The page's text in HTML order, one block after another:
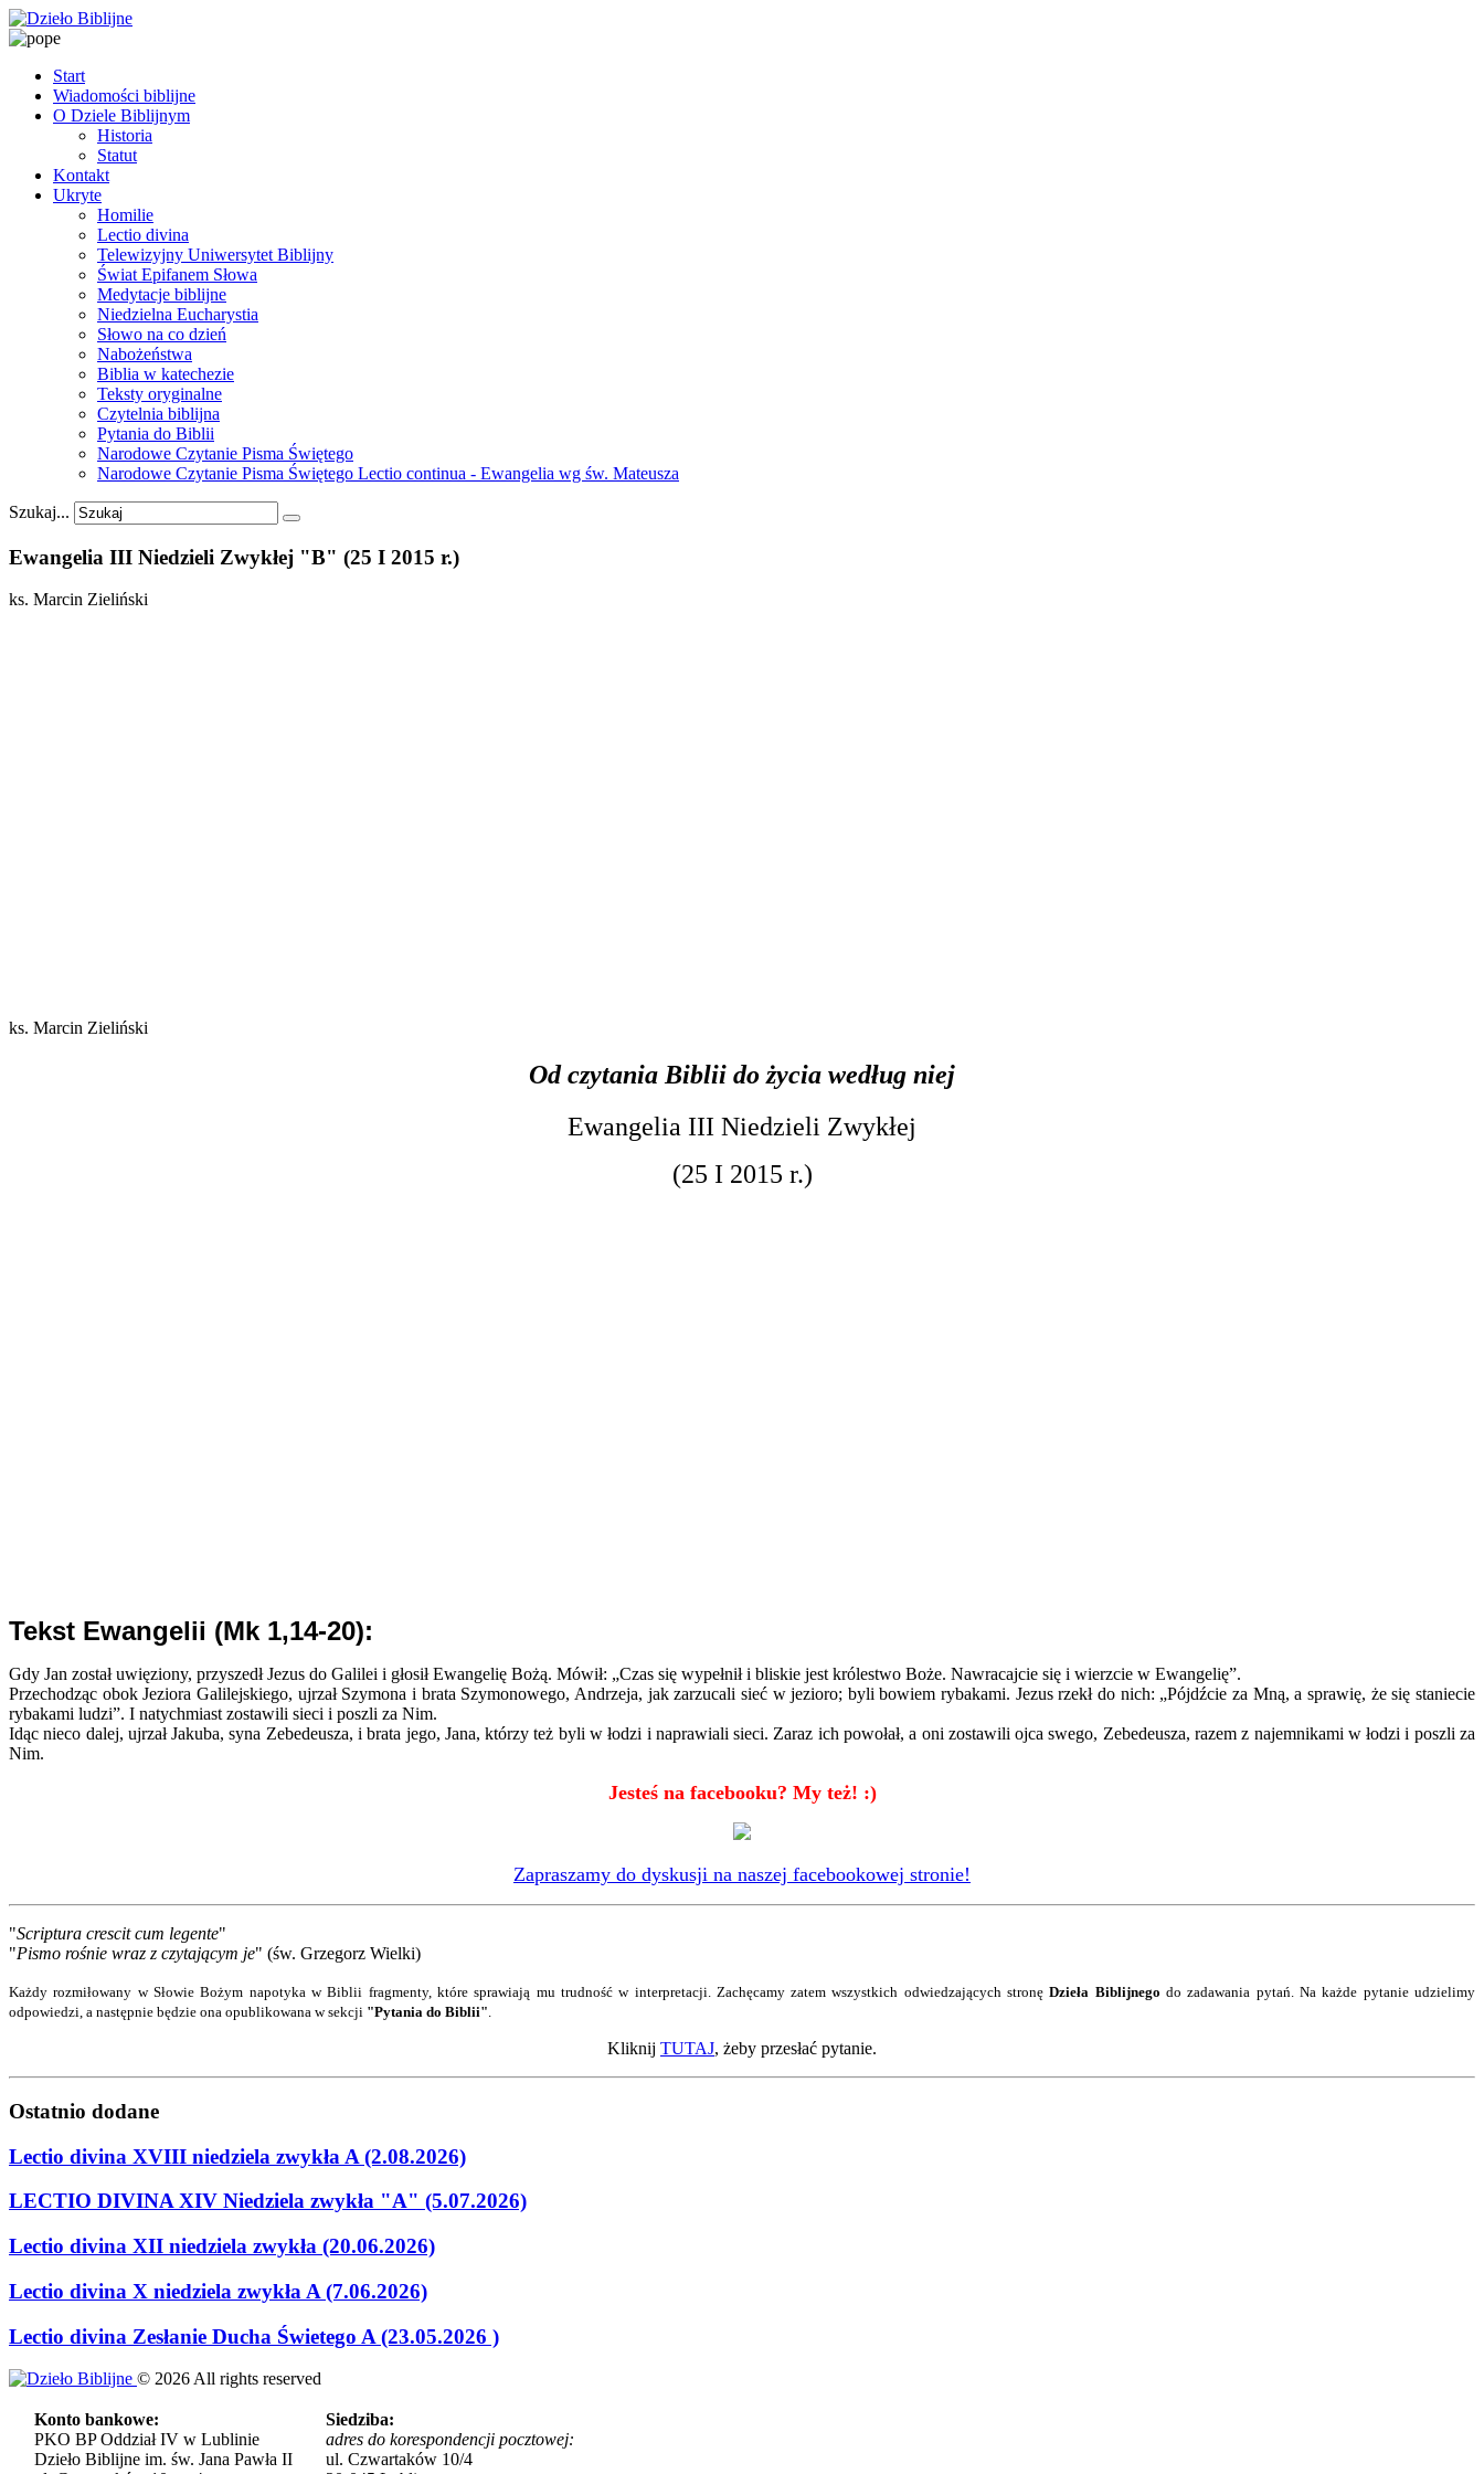
Start
Wiadomości biblijne
O Dziele Biblijnym
Historia
Statut
Kontakt
Ukryte
Homilie
Lectio divina
Telewizyjny Uniwersytet Biblijny
Świat Epifanem Słowa
Medytacje biblijne
Niedzielna Eucharystia
Słowo na co dzień
Nabożeństwa
Biblia w katechezie
Teksty oryginalne
Czytelnia biblijna
Pytania do Biblii
Narodowe Czytanie Pisma Świętego
Narodowe Czytanie Pisma Świętego Lectio continua - Ewangelia wg św. Mateusza
Szukaj...
Ewangelia III Niedzieli Zwykłej "B" (25 I 2015 r.)
ks. Marcin Zieliński
ks. Marcin Zieliński
Od czytania Biblii do życia według niej
Ewangelia III Niedzieli Zwykłej
(25 I 2015 r.)
Tekst Ewangelii (Mk 1,14-20):
Gdy Jan został uwięziony, przyszedł Jezus do Galilei i głosił Ewangelię Bożą. Mówił: „Czas się wypełnił i bliskie jest królestwo Boże. Nawracajcie się i wierzcie w Ewangelię”.
Przechodząc obok Jeziora Galilejskiego, ujrzał Szymona i brata Szymonowego, Andrzeja, jak zarzucali sieć w jezioro; byli bowiem rybakami. Jezus rzekł do nich: „Pójdźcie za Mną, a sprawię, że się staniecie
rybakami ludzi”. I natychmiast zostawili sieci i poszli za Nim.
Idąc nieco dalej, ujrzał Jakuba, syna Zebedeusza, i brata jego, Jana, którzy też byli w łodzi i naprawiali sieci. Zaraz ich powołał, a oni zostawili ojca swego, Zebedeusza, razem z najemnikami w łodzi i poszli za
Nim.
Jesteś na facebooku? My też! :)
Zapraszamy do dyskusji na naszej facebookowej stronie!
"Scriptura crescit cum legente"
"Pismo rośnie wraz z czytającym je" (św. Grzegorz Wielki)
Każdy rozmiłowany w Słowie Bożym napotyka w Biblii fragmenty, które sprawiają mu trudność w interpretacji. Zachęcamy zatem wszystkich odwiedzających stronęDzieła Biblijnego do zadawania pytań. Na każde pytanieudzielimy
odpowiedzi, a następnie będzie ona opublikowana w sekcji "Pytania do Biblii".
Kliknij TUTAJ, żeby przesłać pytanie.
Ostatnio dodane
Lectio divina XVIII niedziela zwykła A (2.08.2026)
LECTIO DIVINA XIV Niedziela zwykła "A" (5.07.2026)
Lectio divina XII niedziela zwykła (20.06.2026)
Lectio divina X niedziela zwykła A (7.06.2026)
Lectio divina Zesłanie Ducha Świetego A (23.05.2026 )
© 2026 All rights reserved
Konto bankowe:
PKO BP Oddział IV w Lublinie
Dzieło Biblijne im. św. Jana Pawła II
Siedziba:
adres do korespondencji pocztowej:
ul. Czwartaków 10/4